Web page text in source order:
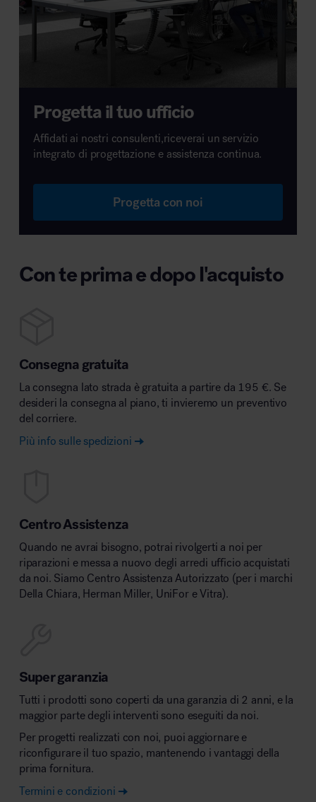
Progetta il tuo ufficio
Affidati ai nostri consulenti,riceverai un servizio
integrato di progettazione e assistenza continua.
Progetta con noi
Con te prima e dopo l'acquisto
Consegna gratuita
La consegna lato strada è gratuita a partire da 195 €. Se
desideri la consegna al piano, ti invieremo un preventivo
del corriere.
Più info sulle spedizioni
Centro Assistenza
Quando ne avrai bisogno, potrai rivolgerti a noi per
riparazioni e messa a nuovo degli arredi ufficio acquistati
da noi. Siamo Centro Assistenza Autorizzato (per i marchi
Della Chiara, Herman Miller, UniFor e Vitra).
Super garanzia
Tutti i prodotti sono coperti da una garanzia di 2 anni, e la
maggior parte degli interventi sono eseguiti da noi.
Per progetti realizzati con noi, puoi aggiornare e
riconfigurare il tuo spazio, mantenendo i vantaggi della
prima fornitura.
Termini e condizioni